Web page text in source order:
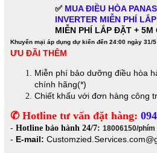
✅ MUA ĐIỀU HÒA
INVERTER MIỄN PHÍ
MIỄN PHÍ LẮP ĐẶT +
Khuyến mại áp dụng dự kiến đến 24:00 ngày 31/5
ƯU ĐÃI THÊM
Miễn phí bảo dưỡng điều hòa
chính hãng(*)
Chiết khấu với đơn hàng công
✆ Hotline tư vấn đặt hàng:
- Hotline bảo hành 24/7: 18006150/phím
- E-mail: